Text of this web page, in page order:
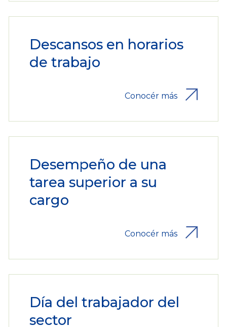
Descansos en horarios
de trabajo
Conocér más
Desempeño de una
tarea superior a su
cargo
Conocér más
Día del trabajador del
sector